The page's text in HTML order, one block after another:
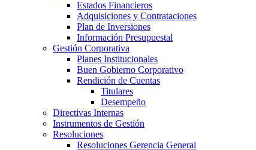
Estados Financieros
Adquisiciones y Contrataciones
Plan de Inversiones
Información Presupuestal
Gestión Corporativa
Planes Institucionales
Buen Gobierno Corporativo
Rendición de Cuentas
Titulares
Desempeño
Directivas Internas
Instrumentos de Gestión
Resoluciones
Resoluciones Gerencia General